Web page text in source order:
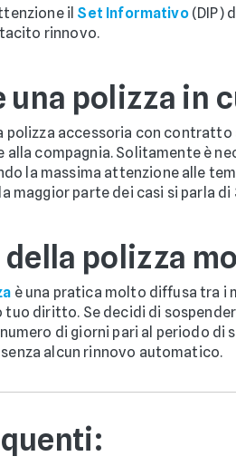
il Set Informativo(DIP)
rinnovo.
una polizza in
polizza accessoria con
compagnia. Solitamente è
la massima attenzione alle
parte dei casi si parla
polizza
è una pratica molto diffusa tra i
diritto. Se decidi di
di giorni pari al periodo
alcun rinnovo automatico.